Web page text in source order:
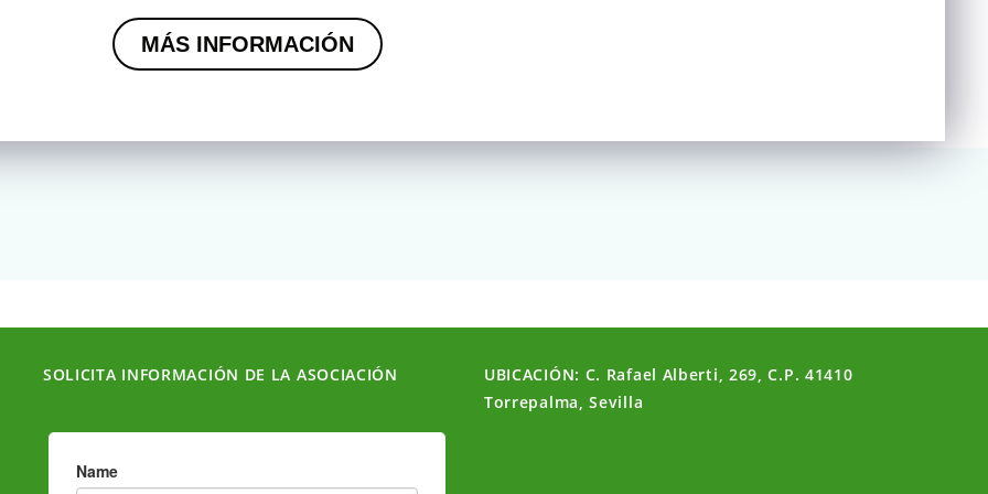
MÁS INFORMACIÓN
SOLICITA INFORMACIÓN DE LA ASOCIACIÓN
UBICACIÓN: C. Rafael Alberti, 269, C.P. 41410
Torrepalma, Sevilla